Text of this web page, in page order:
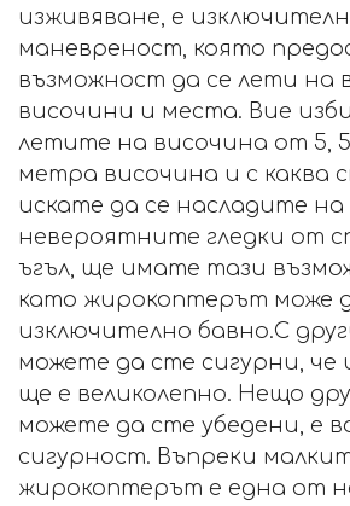
изживяване, е
маневреност, която
възможност да се лети на
височини и места. Вие
летите на височина от 5,
метра височина и с каква
искате да се насладите на
невероятните гледки от
ъгъл, ще имате тази
като жирокоптерът може
изключително бавно.С
можете да сте сигурни, че
ще е великолепно. Нещо
можете да сте убедени, е
сигурност. Въпреки
жирокоптерът е една от